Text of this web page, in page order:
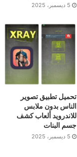
5 ديسمبر، 2025
تحميل تطبيق تصوير
الناس بدون ملابس
للاندرويد ألعاب كشف
جسم البنات
5 ديسمبر، 2025